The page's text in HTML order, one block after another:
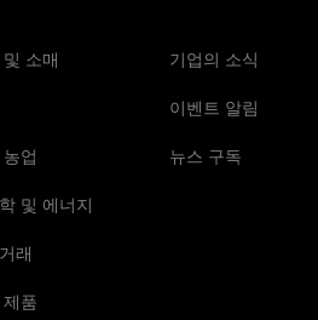
소매
업
및 에너지
래
품
기업의 소식
이벤트 알림
뉴스 구독